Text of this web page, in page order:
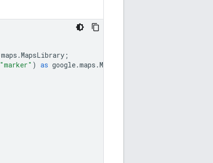
maps .MapsLibrary ;
"marker" ) as google.maps .MarkerLibrary